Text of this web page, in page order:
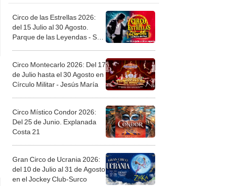
Circo de las Estrellas 2026:
del 15 Julio al 30 Agosto.
Parque de las Leyendas - San
Circo Montecarlo 2026: Del 17
de Julio hasta el 30 Agosto en
Círculo Militar - Jesús María
Circo Místico Condor 2026:
Del 25 de Junio. Explanada
Costa 21
Gran Circo de Ucrania 2026:
del 10 de Julio al 31 de Agosto
en el Jockey Club-Surco